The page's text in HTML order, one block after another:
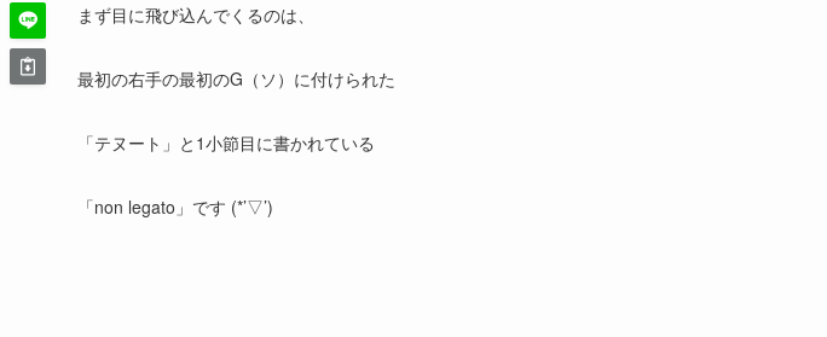
まず目に飛び込んでくるのは、
最初の右手の最初のG（ソ）に付けられた
「テヌート」と1小節目に書かれている
「non legato」です (*’▽’)